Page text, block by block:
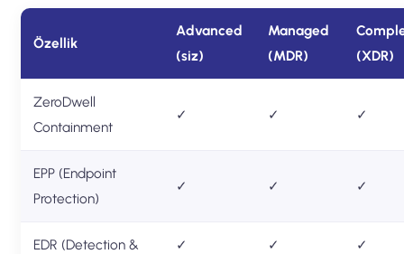
Özellik
Advanced
(siz)
Managed
(MDR)
(XDR)
ZeroDwell
Containment
✓ ✓ ✓
EPP (Endpoint
Protection)
✓ ✓ ✓
EDR (Detection &
✓
✓
✓